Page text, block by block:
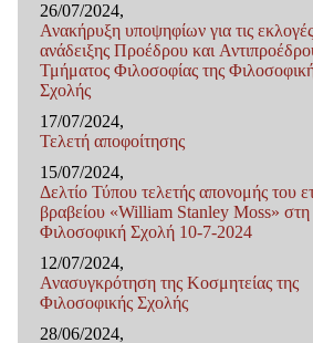
26/07/2024,
Ανακήρυξη υποψηφίων για τις εκλογές
ανάδειξης Προέδρου και
Τμήματος Φιλοσοφίας της
Σχολής
17/07/2024,
Τελετή αποφοίτησης
15/07/2024,
Δελτίο Τύπου τελετής απονομής του
βραβείου «William Stanley Moss» στη
Φιλοσοφική Σχολή 10-7-2024
12/07/2024,
Ανασυγκρότηση της Κοσμητείας της
Φιλοσοφικής Σχολής
28/06/2024,